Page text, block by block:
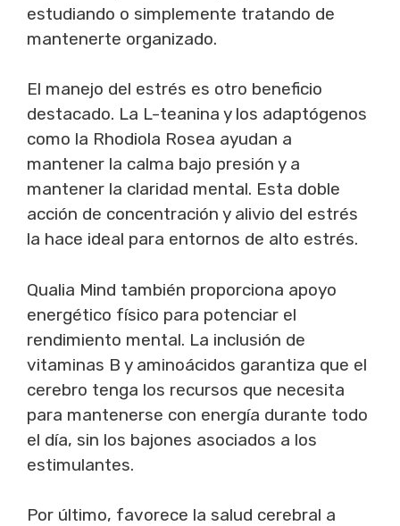
estudiando o simplemente tratando de
mantenerte organizado.
El manejo del estrés es otro beneficio
destacado. La L-teanina y los adaptógenos
como la Rhodiola Rosea ayudan a
mantener la calma bajo presión y a
mantener la claridad mental. Esta doble
acción de concentración y alivio del estrés
la hace ideal para entornos de alto estrés.
Qualia Mind también proporciona apoyo
energético físico para potenciar el
rendimiento mental. La inclusión de
vitaminas B y aminoácidos garantiza que el
cerebro tenga los recursos que necesita
para mantenerse con energía durante todo
el día, sin los bajones asociados a los
estimulantes.
Por último, favorece la salud cerebral a